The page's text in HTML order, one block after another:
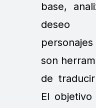
base,
deseo
son
de
El